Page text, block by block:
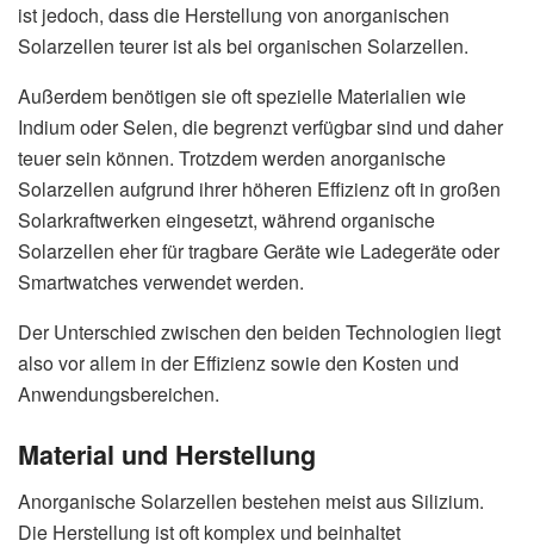
ist jedoch, dass die Herstellung von anorganischen
Solarzellen teurer ist als bei organischen Solarzellen.
Außerdem benötigen sie oft spezielle Materialien wie
Indium oder Selen, die begrenzt verfügbar sind und daher
teuer sein können. Trotzdem werden anorganische
Solarzellen aufgrund ihrer höheren Effizienz oft in großen
Solarkraftwerken eingesetzt, während organische
Solarzellen eher für tragbare Geräte wie Ladegeräte oder
Smartwatches verwendet werden.
Der Unterschied zwischen den beiden Technologien liegt
also vor allem in der Effizienz sowie den Kosten und
Anwendungsbereichen.
Material und Herstellung
Anorganische Solarzellen bestehen meist aus Silizium.
Die Herstellung ist oft komplex und beinhaltet